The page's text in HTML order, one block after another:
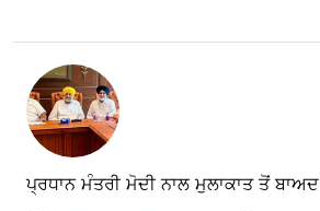
ਪ੍ਰਧਾਨ ਮੰਤਰੀ ਮੋਦੀ ਨਾਲ ਮੁਲਾਕਾਤ ਤੋਂ ਬਾਅਦ